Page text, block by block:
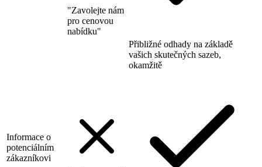
"Zavolejte nám
pro cenovou
nabídku"
Přibližné odhady na základě
vašich skutečných sazeb,
okamžitě
Informace o
potenciálním
zákazníkovi